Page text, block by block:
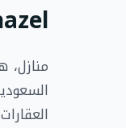
منازل،